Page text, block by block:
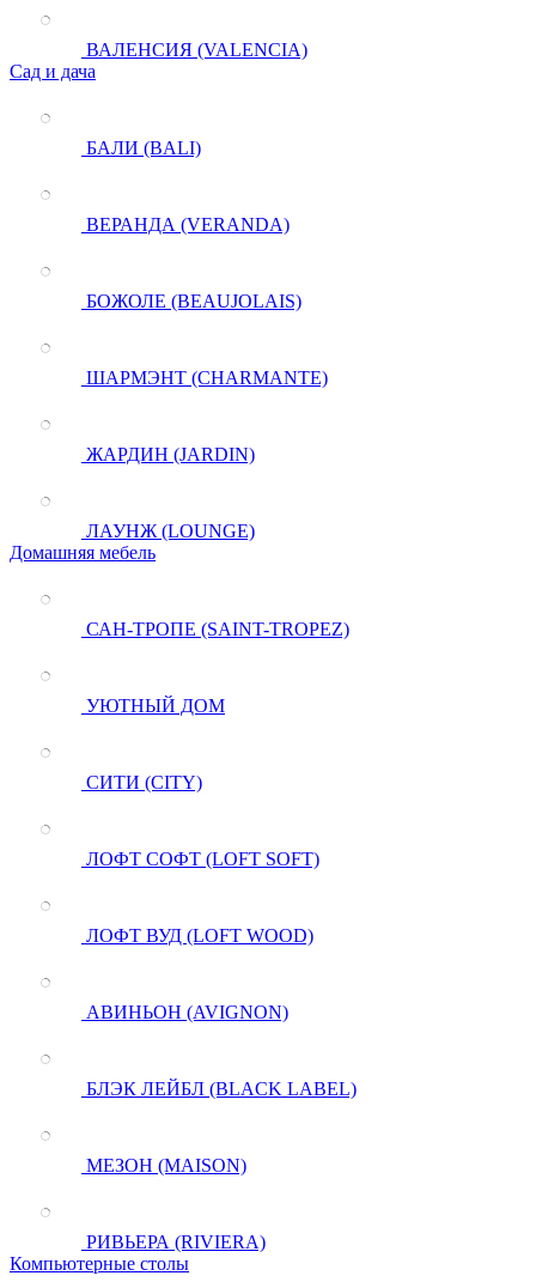
ВАЛЕНСИЯ (VALENCIA)
Сад и дача
БАЛИ (BALI)
ВЕРАНДА (VERANDA)
БОЖОЛЕ (BEAUJOLAIS)
ШАРМЭНТ (CHARMANTE)
ЖАРДИН (JARDIN)
ЛАУНЖ (LOUNGE)
Домашняя мебель
САН-ТРОПЕ (SAINT-TROPEZ)
УЮТНЫЙ ДОМ
СИТИ (CITY)
ЛОФТ СОФТ (LOFT SOFT)
ЛОФТ ВУД (LOFT WOOD)
АВИНЬОН (AVIGNON)
БЛЭК ЛЕЙБЛ (BLACK LABEL)
МЕЗОН (MAISON)
РИВЬЕРА (RIVIERA)
Компьютерные столы